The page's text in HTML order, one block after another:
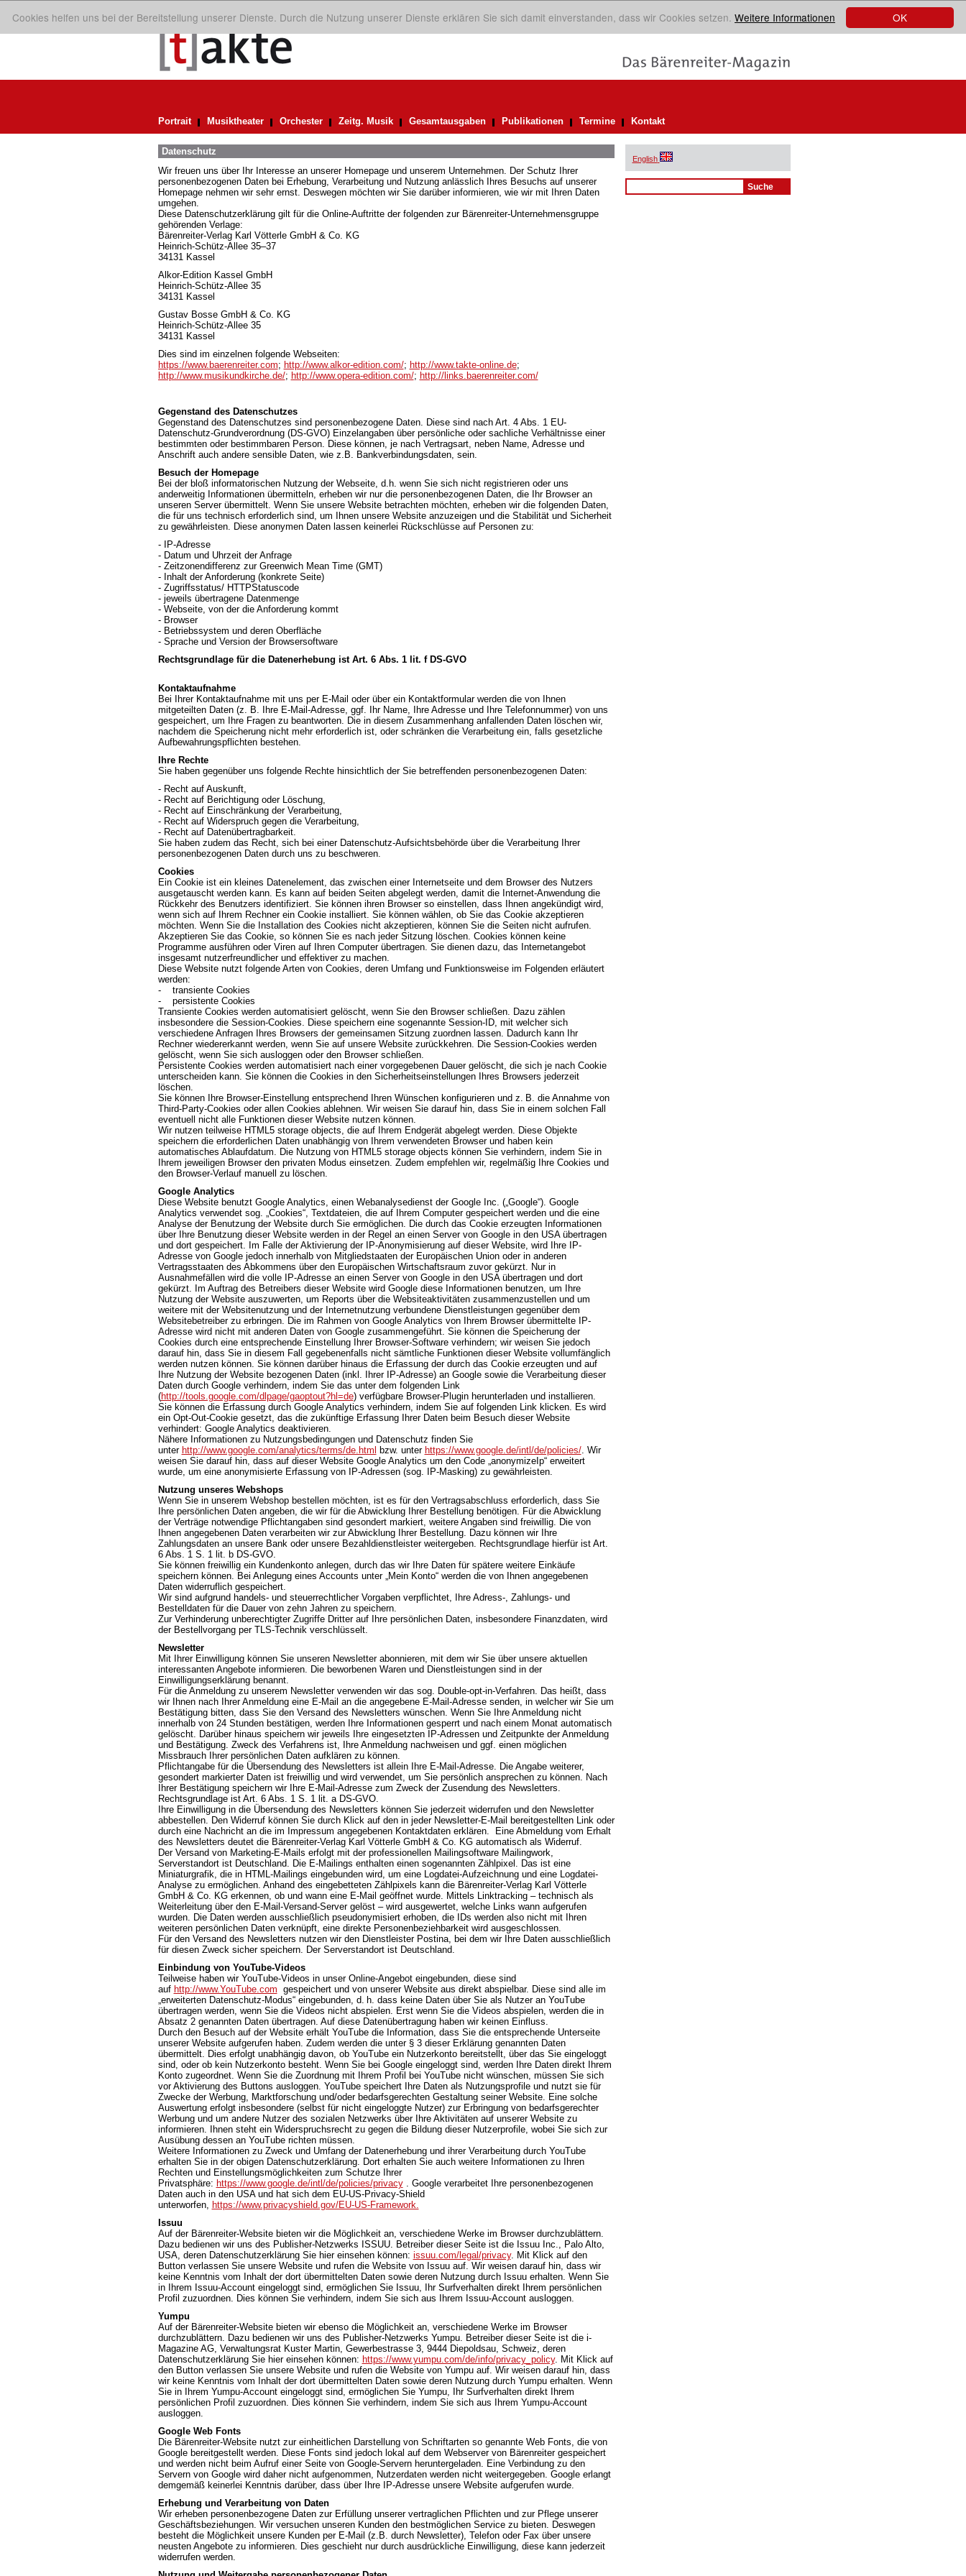
OK
Cookies helfen uns bei der Bereitstellung unserer Dienste. Durch die Nutzung unserer Dienste erklären Sie sich damit einverstanden, dass wir Cookies setzen. Weitere Informationen
Portrait Musiktheater Orchester Zeitg. Musik Gesamtausgaben Publikationen Termine Kontakt
Datenschutz
Wir freuen uns über Ihr Interesse an unserer Homepage und unserem Unternehmen. Der Schutz Ihrer
personenbezogenen Daten bei Erhebung, Verarbeitung und Nutzung anlässlich Ihres Besuchs auf unserer
Homepage nehmen wir sehr ernst. Deswegen möchten wir Sie darüber informieren, wie wir mit Ihren Daten
umgehen.
Diese Datenschutzerklärung gilt für die Online-Auftritte der folgenden zur Bärenreiter-Unternehmensgruppe
gehörenden Verlage:
Bärenreiter-Verlag Karl Vötterle GmbH & Co. KG
Heinrich-Schütz-Allee 35–37
34131 Kassel
Alkor-Edition Kassel GmbH
Heinrich-Schütz-Allee 35
34131 Kassel
Gustav Bosse GmbH & Co. KG
Heinrich-Schütz-Allee 35
34131 Kassel
Dies sind im einzelnen folgende Webseiten:
https://www.baerenreiter.com; http://www.alkor-edition.com/; http://www.takte-online.de;
http://www.musikundkirche.de/; http://www.opera-edition.com/; http://links.baerenreiter.com/
Gegenstand des Datenschutzes
Gegenstand des Datenschutzes sind personenbezogene Daten. Diese sind nach Art. 4 Abs. 1 EU-
Datenschutz-Grundverordnung (DS-GVO) Einzelangaben über persönliche oder sachliche Verhältnisse einer
bestimmten oder bestimmbaren Person. Diese können, je nach Vertragsart, neben Name, Adresse und
Anschrift auch andere sensible Daten, wie z.B. Bankverbindungsdaten, sein.
Besuch der Homepage
Bei der bloß informatorischen Nutzung der Webseite, d.h. wenn Sie sich nicht registrieren oder uns
anderweitig Informationen übermitteln, erheben wir nur die personenbezogenen Daten, die Ihr Browser an
unseren Server übermittelt. Wenn Sie unsere Website betrachten möchten, erheben wir die folgenden Daten,
die für uns technisch erforderlich sind, um Ihnen unsere Website anzuzeigen und die Stabilität und Sicherheit
zu gewährleisten. Diese anonymen Daten lassen keinerlei Rückschlüsse auf Personen zu:
- IP-Adresse
- Datum und Uhrzeit der Anfrage
- Zeitzonendifferenz zur Greenwich Mean Time (GMT)
- Inhalt der Anforderung (konkrete Seite)
- Zugriffsstatus/ HTTPStatuscode
- jeweils übertragene Datenmenge
- Webseite, von der die Anforderung kommt
- Browser
- Betriebssystem und deren Oberfläche
- Sprache und Version der Browsersoftware
Rechtsgrundlage für die Datenerhebung ist Art. 6 Abs. 1 lit. f DS-GVO
Kontaktaufnahme
Bei Ihrer Kontaktaufnahme mit uns per E-Mail oder über ein Kontaktformular werden die von Ihnen
mitgeteilten Daten (z. B. Ihre E-Mail-Adresse, ggf. Ihr Name, Ihre Adresse und Ihre Telefonnummer) von uns
gespeichert, um Ihre Fragen zu beantworten. Die in diesem Zusammenhang anfallenden Daten löschen wir,
nachdem die Speicherung nicht mehr erforderlich ist, oder schränken die Verarbeitung ein, falls gesetzliche
Aufbewahrungspflichten bestehen.
Ihre Rechte
Sie haben gegenüber uns folgende Rechte hinsichtlich der Sie betreffenden personenbezogenen Daten:
- Recht auf Auskunft,
- Recht auf Berichtigung oder Löschung,
- Recht auf Einschränkung der Verarbeitung,
- Recht auf Widerspruch gegen die Verarbeitung,
- Recht auf Datenübertragbarkeit.
Sie haben zudem das Recht, sich bei einer Datenschutz-Aufsichtsbehörde über die Verarbeitung Ihrer
personenbezogenen Daten durch uns zu beschweren.
Cookies
Ein Cookie ist ein kleines Datenelement, das zwischen einer Internetseite und dem Browser des Nutzers
ausgetauscht werden kann. Es kann auf beiden Seiten abgelegt werden, damit die Internet-Anwendung die
Rückkehr des Benutzers identifiziert. Sie können ihren Browser so einstellen, dass Ihnen angekündigt wird,
wenn sich auf Ihrem Rechner ein Cookie installiert. Sie können wählen, ob Sie das Cookie akzeptieren
möchten. Wenn Sie die Installation des Cookies nicht akzeptieren, können Sie die Seiten nicht aufrufen.
Akzeptieren Sie das Cookie, so können Sie es nach jeder Sitzung löschen. Cookies können keine
Programme ausführen oder Viren auf Ihren Computer übertragen. Sie dienen dazu, das Internetangebot
insgesamt nutzerfreundlicher und effektiver zu machen.
Diese Website nutzt folgende Arten von Cookies, deren Umfang und Funktionsweise im Folgenden erläutert
werden:
- transiente Cookies
- persistente Cookies
Transiente Cookies werden automatisiert gelöscht, wenn Sie den Browser schließen. Dazu zählen
insbesondere die Session-Cookies. Diese speichern eine sogenannte Session-ID, mit welcher sich
verschiedene Anfragen Ihres Browsers der gemeinsamen Sitzung zuordnen lassen. Dadurch kann Ihr
Rechner wiedererkannt werden, wenn Sie auf unsere Website zurückkehren. Die Session-Cookies werden
gelöscht, wenn Sie sich ausloggen oder den Browser schließen.
Persistente Cookies werden automatisiert nach einer vorgegebenen Dauer gelöscht, die sich je nach Cookie
unterscheiden kann. Sie können die Cookies in den Sicherheitseinstellungen Ihres Browsers jederzeit
löschen.
Sie können Ihre Browser-Einstellung entsprechend Ihren Wünschen konfigurieren und z. B. die Annahme von
Third-Party-Cookies oder allen Cookies ablehnen. Wir weisen Sie darauf hin, dass Sie in einem solchen Fall
eventuell nicht alle Funktionen dieser Website nutzen können.
Wir nutzen teilweise HTML5 storage objects, die auf Ihrem Endgerät abgelegt werden. Diese Objekte
speichern die erforderlichen Daten unabhängig von Ihrem verwendeten Browser und haben kein
automatisches Ablaufdatum. Die Nutzung von HTML5 storage objects können Sie verhindern, indem Sie in
Ihrem jeweiligen Browser den privaten Modus einsetzen. Zudem empfehlen wir, regelmäßig Ihre Cookies und
den Browser-Verlauf manuell zu löschen.
Google Analytics
Diese Website benutzt Google Analytics, einen Webanalysedienst der Google Inc. („Google“). Google
Analytics verwendet sog. „Cookies“, Textdateien, die auf Ihrem Computer gespeichert werden und die eine
Analyse der Benutzung der Website durch Sie ermöglichen. Die durch das Cookie erzeugten Informationen
über Ihre Benutzung dieser Website werden in der Regel an einen Server von Google in den USA übertragen
und dort gespeichert. Im Falle der Aktivierung der IP-Anonymisierung auf dieser Website, wird Ihre IP-
Adresse von Google jedoch innerhalb von Mitgliedstaaten der Europäischen Union oder in anderen
Vertragsstaaten des Abkommens über den Europäischen Wirtschaftsraum zuvor gekürzt. Nur in
Ausnahmefällen wird die volle IP-Adresse an einen Server von Google in den USA übertragen und dort
gekürzt. Im Auftrag des Betreibers dieser Website wird Google diese Informationen benutzen, um Ihre
Nutzung der Website auszuwerten, um Reports über die Websiteaktivitäten zusammenzustellen und um
weitere mit der Websitenutzung und der Internetnutzung verbundene Dienstleistungen gegenüber dem
Websitebetreiber zu erbringen. Die im Rahmen von Google Analytics von Ihrem Browser übermittelte IP-
Adresse wird nicht mit anderen Daten von Google zusammengeführt. Sie können die Speicherung der
Cookies durch eine entsprechende Einstellung Ihrer Browser-Software verhindern; wir weisen Sie jedoch
darauf hin, dass Sie in diesem Fall gegebenenfalls nicht sämtliche Funktionen dieser Website vollumfänglich
werden nutzen können. Sie können darüber hinaus die Erfassung der durch das Cookie erzeugten und auf
Ihre Nutzung der Website bezogenen Daten (inkl. Ihrer IP-Adresse) an Google sowie die Verarbeitung dieser
Daten durch Google verhindern, indem Sie das unter dem folgenden Link
(http://tools.google.com/dlpage/gaoptout?hl=de) verfügbare Browser-Plugin herunterladen und installieren.
Sie können die Erfassung durch Google Analytics verhindern, indem Sie auf folgenden Link klicken. Es wird
ein Opt-Out-Cookie gesetzt, das die zukünftige Erfassung Ihrer Daten beim Besuch dieser Website
verhindert: Google Analytics deaktivieren.
Nähere Informationen zu Nutzungsbedingungen und Datenschutz finden Sie
unter http://www.google.com/analytics/terms/de.html bzw. unter https://www.google.de/intl/de/policies/. Wir
weisen Sie darauf hin, dass auf dieser Website Google Analytics um den Code „anonymizeIp“ erweitert
wurde, um eine anonymisierte Erfassung von IP-Adressen (sog. IP-Masking) zu gewährleisten.
Nutzung unseres Webshops
Wenn Sie in unserem Webshop bestellen möchten, ist es für den Vertragsabschluss erforderlich, dass Sie
Ihre persönlichen Daten angeben, die wir für die Abwicklung Ihrer Bestellung benötigen. Für die Abwicklung
der Verträge notwendige Pflichtangaben sind gesondert markiert, weitere Angaben sind freiwillig. Die von
Ihnen angegebenen Daten verarbeiten wir zur Abwicklung Ihrer Bestellung. Dazu können wir Ihre
Zahlungsdaten an unsere Bank oder unsere Bezahldienstleister weitergeben. Rechtsgrundlage hierfür ist Art.
6 Abs. 1 S. 1 lit. b DS-GVO.
Sie können freiwillig ein Kundenkonto anlegen, durch das wir Ihre Daten für spätere weitere Einkäufe
speichern können. Bei Anlegung eines Accounts unter „Mein Konto“ werden die von Ihnen angegebenen
Daten widerruflich gespeichert.
Wir sind aufgrund handels- und steuerrechtlicher Vorgaben verpflichtet, Ihre Adress-, Zahlungs- und
Bestelldaten für die Dauer von zehn Jahren zu speichern.
Zur Verhinderung unberechtigter Zugriffe Dritter auf Ihre persönlichen Daten, insbesondere Finanzdaten, wird
der Bestellvorgang per TLS-Technik verschlüsselt.
Newsletter
Mit Ihrer Einwilligung können Sie unseren Newsletter abonnieren, mit dem wir Sie über unsere aktuellen
interessanten Angebote informieren. Die beworbenen Waren und Dienstleistungen sind in der
Einwilligungserklärung benannt.
Für die Anmeldung zu unserem Newsletter verwenden wir das sog. Double-opt-in-Verfahren. Das heißt, dass
wir Ihnen nach Ihrer Anmeldung eine E-Mail an die angegebene E-Mail-Adresse senden, in welcher wir Sie um
Bestätigung bitten, dass Sie den Versand des Newsletters wünschen. Wenn Sie Ihre Anmeldung nicht
innerhalb von 24 Stunden bestätigen, werden Ihre Informationen gesperrt und nach einem Monat automatisch
gelöscht. Darüber hinaus speichern wir jeweils Ihre eingesetzten IP-Adressen und Zeitpunkte der Anmeldung
und Bestätigung. Zweck des Verfahrens ist, Ihre Anmeldung nachweisen und ggf. einen möglichen
Missbrauch Ihrer persönlichen Daten aufklären zu können.
Pflichtangabe für die Übersendung des Newsletters ist allein Ihre E-Mail-Adresse. Die Angabe weiterer,
gesondert markierter Daten ist freiwillig und wird verwendet, um Sie persönlich ansprechen zu können. Nach
Ihrer Bestätigung speichern wir Ihre E-Mail-Adresse zum Zweck der Zusendung des Newsletters.
Rechtsgrundlage ist Art. 6 Abs. 1 S. 1 lit. a DS-GVO.
Ihre Einwilligung in die Übersendung des Newsletters können Sie jederzeit widerrufen und den Newsletter
abbestellen. Den Widerruf können Sie durch Klick auf den in jeder Newsletter-E-Mail bereitgestellten Link oder
durch eine Nachricht an die im Impressum angegebenen Kontaktdaten erklären. Eine Abmeldung vom Erhalt
des Newsletters deutet die Bärenreiter-Verlag Karl Vötterle GmbH & Co. KG automatisch als Widerruf.
Der Versand von Marketing-E-Mails erfolgt mit der professionellen Mailingsoftware Mailingwork,
Serverstandort ist Deutschland. Die E-Mailings enthalten einen sogenannten Zählpixel. Das ist eine
Miniaturgrafik, die in HTML-Mailings eingebunden wird, um eine Logdatei-Aufzeichnung und eine Logdatei-
Analyse zu ermöglichen. Anhand des eingebetteten Zählpixels kann die Bärenreiter-Verlag Karl Vötterle
GmbH & Co. KG erkennen, ob und wann eine E-Mail geöffnet wurde. Mittels Linktracking – technisch als
Weiterleitung über den E-Mail-Versand-Server gelöst – wird ausgewertet, welche Links wann aufgerufen
wurden. Die Daten werden ausschließlich pseudonymisiert erhoben, die IDs werden also nicht mit Ihren
weiteren persönlichen Daten verknüpft, eine direkte Personenbeziehbarkeit wird ausgeschlossen.
Für den Versand des Newsletters nutzen wir den Dienstleister Postina, bei dem wir Ihre Daten ausschließlich
für diesen Zweck sicher speichern. Der Serverstandort ist Deutschland.
Einbindung von YouTube-Videos
Teilweise haben wir YouTube-Videos in unser Online-Angebot eingebunden, diese sind
auf http://www.YouTube.com gespeichert und von unserer Website aus direkt abspielbar. Diese sind alle im
„erweiterten Datenschutz-Modus“ eingebunden, d. h. dass keine Daten über Sie als Nutzer an YouTube
übertragen werden, wenn Sie die Videos nicht abspielen. Erst wenn Sie die Videos abspielen, werden die in
Absatz 2 genannten Daten übertragen. Auf diese Datenübertragung haben wir keinen Einfluss.
Durch den Besuch auf der Website erhält YouTube die Information, dass Sie die entsprechende Unterseite
unserer Website aufgerufen haben. Zudem werden die unter § 3 dieser Erklärung genannten Daten
übermittelt. Dies erfolgt unabhängig davon, ob YouTube ein Nutzerkonto bereitstellt, über das Sie eingeloggt
sind, oder ob kein Nutzerkonto besteht. Wenn Sie bei Google eingeloggt sind, werden Ihre Daten direkt Ihrem
Konto zugeordnet. Wenn Sie die Zuordnung mit Ihrem Profil bei YouTube nicht wünschen, müssen Sie sich
vor Aktivierung des Buttons ausloggen. YouTube speichert Ihre Daten als Nutzungsprofile und nutzt sie für
Zwecke der Werbung, Marktforschung und/oder bedarfsgerechten Gestaltung seiner Website. Eine solche
Auswertung erfolgt insbesondere (selbst für nicht eingeloggte Nutzer) zur Erbringung von bedarfsgerechter
Werbung und um andere Nutzer des sozialen Netzwerks über Ihre Aktivitäten auf unserer Website zu
informieren. Ihnen steht ein Widerspruchsrecht zu gegen die Bildung dieser Nutzerprofile, wobei Sie sich zur
Ausübung dessen an YouTube richten müssen.
Weitere Informationen zu Zweck und Umfang der Datenerhebung und ihrer Verarbeitung durch YouTube
erhalten Sie in der obigen Datenschutzerklärung. Dort erhalten Sie auch weitere Informationen zu Ihren
Rechten und Einstellungsmöglichkeiten zum Schutze Ihrer
Privatsphäre: https://www.google.de/intl/de/policies/privacy. Google verarbeitet Ihre personenbezogenen
Daten auch in den USA und hat sich dem EU-US-Privacy-Shield
unterworfen, https://www.privacyshield.gov/EU-US-Framework.
Issuu
Auf der Bärenreiter-Website bieten wir die Möglichkeit an, verschiedene Werke im Browser durchzublättern.
Dazu bedienen wir uns des Publisher-Netzwerks ISSUU. Betreiber dieser Seite ist die Issuu Inc., Palo Alto,
USA, deren Datenschutzerklärung Sie hier einsehen können: issuu.com/legal/privacy. Mit Klick auf den
Button verlassen Sie unsere Website und rufen die Website von Issuu auf. Wir weisen darauf hin, dass wir
keine Kenntnis vom Inhalt der dort übermittelten Daten sowie deren Nutzung durch Issuu erhalten. Wenn Sie
in Ihrem Issuu-Account eingeloggt sind, ermöglichen Sie Issuu, Ihr Surfverhalten direkt Ihrem persönlichen
Profil zuzuordnen. Dies können Sie verhindern, indem Sie sich aus Ihrem Issuu-Account ausloggen.
Yumpu
Auf der Bärenreiter-Website bieten wir ebenso die Möglichkeit an, verschiedene Werke im Browser
durchzublättern. Dazu bedienen wir uns des Publisher-Netzwerks Yumpu. Betreiber dieser Seite ist die i-
Magazine AG, Verwaltungsrat Kuster Martin, Gewerbestrasse 3, 9444 Diepoldsau, Schweiz, deren
Datenschutzerklärung Sie hier einsehen können: https://www.yumpu.com/de/info/privacy_policy. Mit Klick auf
den Button verlassen Sie unsere Website und rufen die Website von Yumpu auf. Wir weisen darauf hin, dass
wir keine Kenntnis vom Inhalt der dort übermittelten Daten sowie deren Nutzung durch Yumpu erhalten. Wenn
Sie in Ihrem Yumpu-Account eingeloggt sind, ermöglichen Sie Yumpu, Ihr Surfverhalten direkt Ihrem
persönlichen Profil zuzuordnen. Dies können Sie verhindern, indem Sie sich aus Ihrem Yumpu-Account
ausloggen.
Google Web Fonts
Die Bärenreiter-Website nutzt zur einheitlichen Darstellung von Schriftarten so genannte Web Fonts, die von
Google bereitgestellt werden. Diese Fonts sind jedoch lokal auf dem Webserver von Bärenreiter gespeichert
und werden nicht beim Aufruf einer Seite von Google-Servern heruntergeladen. Eine Verbindung zu den
Servern von Google wird daher nicht aufgenommen, Nutzerdaten werden nicht weitergegeben. Google erlangt
demgemäß keinerlei Kenntnis darüber, dass über Ihre IP-Adresse unsere Website aufgerufen wurde.
Erhebung und Verarbeitung von Daten
Wir erheben personenbezogene Daten zur Erfüllung unserer vertraglichen Pflichten und zur Pflege unserer
Geschäftsbeziehungen. Wir versuchen unseren Kunden den bestmöglichen Service zu bieten. Deswegen
besteht die Möglichkeit unsere Kunden per E-Mail (z.B. durch Newsletter), Telefon oder Fax über unsere
neusten Angebote zu informieren. Dies geschieht nur durch ausdrückliche Einwilligung, diese kann jederzeit
widerrufen werden.
English